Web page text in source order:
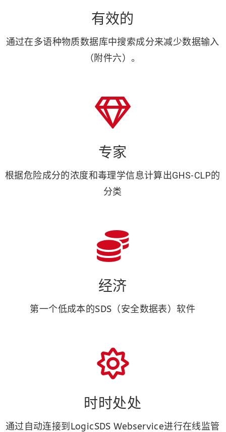
有效的
通过在多语种物质数据库中搜索成分来减少数据输入
（附件六）。
专家
根据危险成分的浓度和毒理学信息计算出GHS-CLP的
分类
经济
第一个低成本的SDS（安全数据表）软件
时时处处
通过自动连接到LogicSDS Webservice进行在线监管